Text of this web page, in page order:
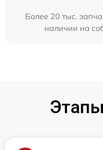
Более 20 тыс.
наличии на